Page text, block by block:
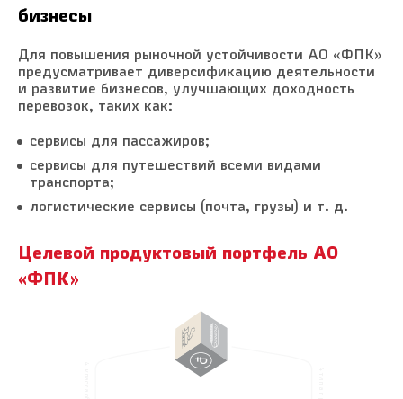
бизнесы
Для повышения рыночной устойчивости АО «ФПК»
предусматривает диверсификацию деятельности
и развитие бизнесов, улучшающих доходность
перевозок, таких как:
сервисы для пассажиров;
сервисы для путешествий всеми видами
транспорта;
логистические сервисы (почта, грузы) и т. д.
Целевой продуктовый портфель АО
«ФПК»